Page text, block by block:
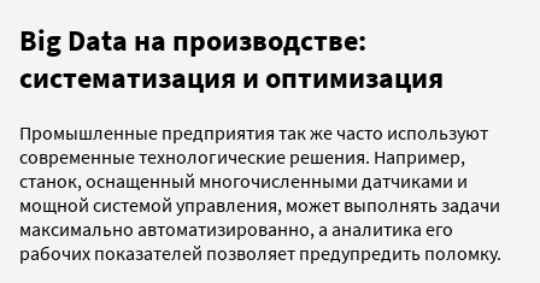
Big Data на производстве:
систематизация и оптимизация
Промышленные предприятия так же часто используют
современные технологические решения. Например,
станок, оснащенный многочисленными датчиками и
мощной системой управления, может выполнять задачи
максимально автоматизированно, а аналитика его
рабочих показателей позволяет предупредить поломку.